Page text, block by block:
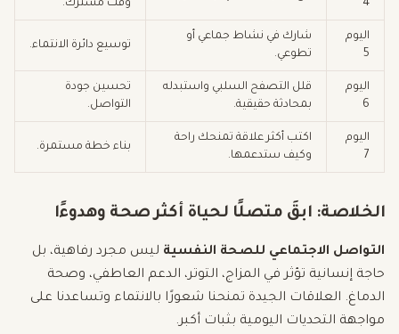
4
وقت مشترك.
اليوم
5
شارك في نشاط جماعي أو
تطوعي.
توسيع دائرة الانتماء.
اليوم
6
قلل التصفح السلبي واستبدله
بمحادثة حقيقية.
تحسين جودة
التواصل.
اليوم
7
اكتب أكثر علاقة تمنحك راحة
وكيف ستدعمها.
بناء خطة مستمرة.
الخلاصة: ابقَ متصلًا لحياة أكثر صحة وهدوءًا
التواصل الاجتماعي للصحة النفسية ليس مجرد رفاهية، بل
حاجة إنسانية تؤثر في المزاج، التوتر، الدعم العاطفي، وصحة
الدماغ. العلاقات الجيدة تمنحنا شعورًا بالانتماء وتساعدنا على
مواجهة التحديات اليومية بثبات أكبر.